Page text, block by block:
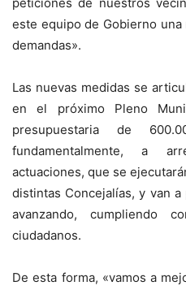
este equipo de Gobierno
demandas».
Las nuevas medidas se
en el próximo Pleno
presupuestaria de
fundamentalmente, a
actuaciones, que se
distintas Concejalías, y van
avanzando, cumpliendo
ciudadanos.
De esta forma, «vamos a